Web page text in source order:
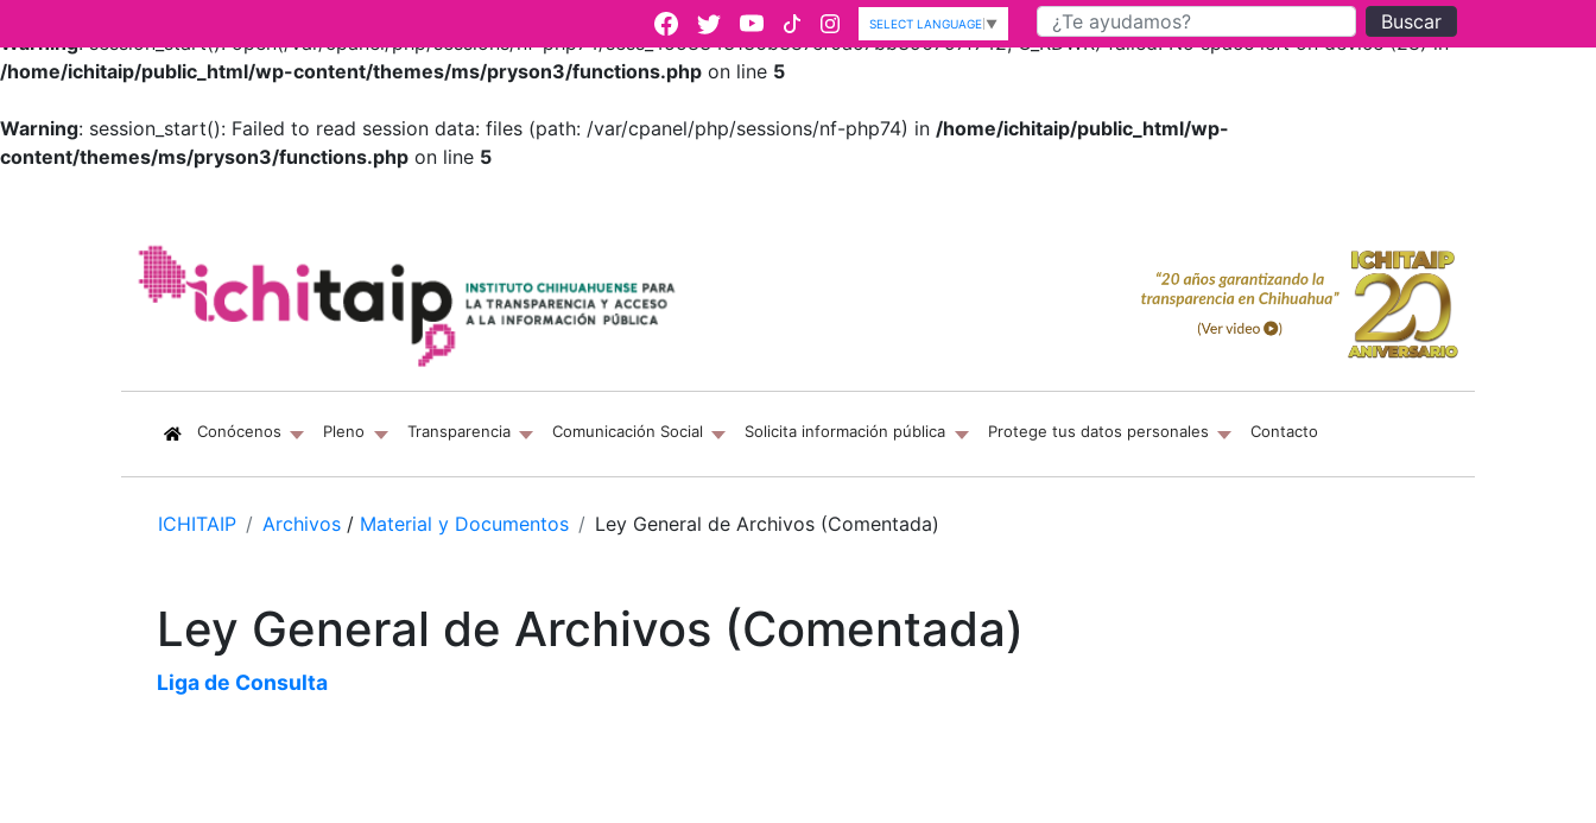
Warning: session_start(): open(/var/cpanel/php/sessions/nf-php74/sess_4558343136b387ef0ac7bb396797f742, O_RDWR) failed: No space left on device (28) in
/home/ichitaip/public_html/wp-content/themes/ms/pryson3/functions.php on line 5
Warning: session_start(): Failed to read session data: files (path: /var/cpanel/php/sessions/nf-php74) in /home/ichitaip/public_html/wp-
content/themes/ms/pryson3/functions.php on line 5
Buscar
SELECT LANGUAGE ▼
Conócenos (current)
Pleno Transparencia Comunicación Social Solicita información pública Protege tus datos personales Contacto
ICHITAIP Archivos / Material y Documentos Ley General de Archivos (Comentada)
Ley General de Archivos (Comentada)
Liga de Consulta